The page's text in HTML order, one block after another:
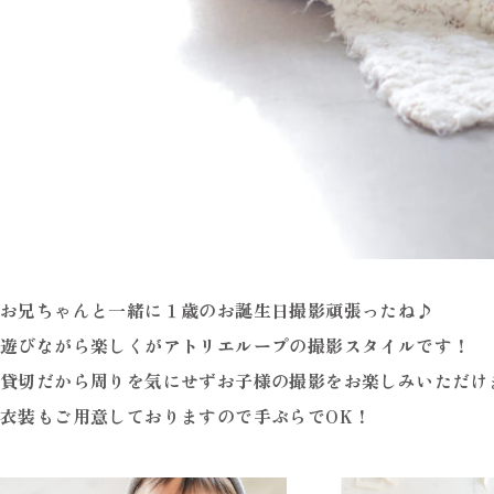
お兄ちゃんと一緒に１歳のお誕生日撮影頑張ったね♪
遊びながら楽しくがアトリエループの撮影スタイルです！
貸切だから周りを気にせずお子様の撮影をお楽しみいただ
衣装もご用意しておりますので手ぶらでOK！